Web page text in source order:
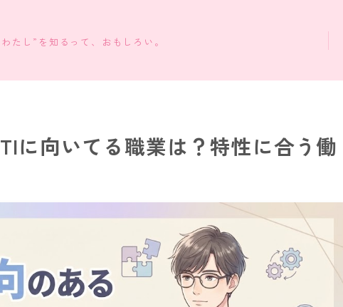
たし”を知るって、おもしろい。
に向いてる職業は？特性に合う働